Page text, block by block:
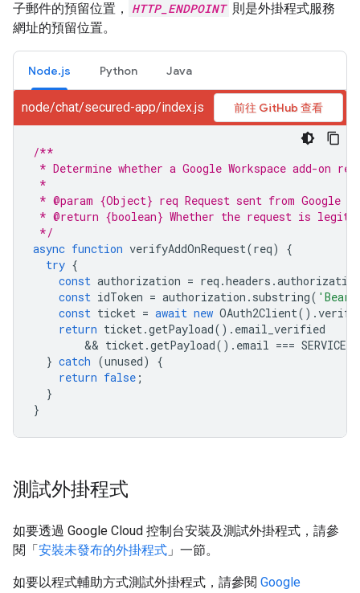
子郵件的預留位置，
HTTP_ENDPOINT 則是外掛程式服務
網址的預留位置。
Node.js Python Java
node/chat/secured-app/index.js 前往 GitHub 查看
/**
* Determine whether a Google Workspace add-on
*
* @param {Object} req Request sent from Google
* @return {boolean} Whether the request is
*/
async function verifyAddOnRequest(req)
{
try {
const authorization = req .headers .authorization
const idToken = authorization . substring(
const ticket = await new OAuth2Client().
return ticket.getPayload(). email_verified
        &&
ticket.getPayload(). email ===
} catch (unused)
{
return false ;
}
}
測試外掛程式
如要透過 Google Cloud 控制台安裝及測試外掛程式，請參
閱「安裝未發布的外掛程式 」一節。
如要以程式輔助方式測試外掛程式，請參閱 Google